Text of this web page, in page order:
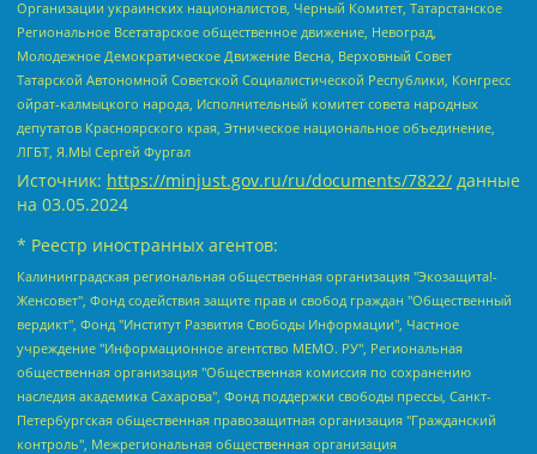
Организации украинских националистов, Черный Комитет, Татарстанское
Региональное Всетатарское общественное движение, Невоград,
Молодежное Демократическое Движение Весна, Верховный Совет
Татарской Автономной Советской Социалистической Республики, Конгресс
ойрат-калмыцкого народа, Исполнительный комитет совета народных
депутатов Красноярского края, Этническое национальное объединение,
ЛГБТ, Я.МЫ Сергей Фургал
Источник: https://minjust.gov.ru/ru/documents/7822/ данные
на 03.05.2024
* Реестр иностранных агентов:
Калининградская региональная общественная организация "Экозащита!-Женсовет", Фонд содействия защите прав и свобод граждан "Общественный вердикт", Фонд "Институт Развития Свободы Информации", Частное учреждение "Информационное агентство МЕМО. РУ", Региональная общественная организация "Общественная комиссия по сохранению наследия академика Сахарова", Фонд поддержки свободы прессы, Санкт-Петербургская общественная правозащитная организация "Гражданский контроль", Межрегиональная общественная организация "Информационно-просветительский центр "Мемориал", Региональный Фонд "Центр Защиты Прав Средств Массовой Информации", с 05.12.2023 Фонд "Центр Защиты Прав Средств массовой информации", Региональная общественная благотворительная организация помощи беженцам и мигрантам "Гражданское содействие", Негосударственное образовательное учреждение дополнительного профессионального образования (повышение квалификации) специалистов "АКАДЕМИЯ ПО ПРАВАМ ЧЕЛОВЕКА", Свердловская региональная общественная организация "Сутяжник", Автономная некоммерческая организация "Центр независимых социологических исследований", Союз общественных объединений "Российский исследовательский центр по правам человека", Региональное общественное учреждение научно-информационный центр "МЕМОРИАЛ", Некоммерческая организация "Фонд защиты гласности", Автономная некоммерческая организация "Институт прав человека", Городская общественная организация "Екатеринбургское общество "МЕМОРИАЛ", Городская общественная организация "Рязанское историко-просветительское и правозащитное общество "Мемориал" (Рязанский Мемориал), Челябинский региональный орган общественной самодеятельности – женское общественное объединение "Женщины Евразии", Челябинский региональный орган общественной самодеятельности "Уральская правозащитная группа", Фонд содействия защите здоровья и социальной справедливости имени Андрея Рылькова, Автономная Некоммерческая Организация "Аналитический Центр Юрия Левады", Автономная некоммерческая организация социальной поддержки населения "Проект Апрель", Региональная общественная организация помощи женщинам и детям, находящимся в кризисной ситуации "Информационно-методический центр "Анна", Фонд содействия развитию массовых коммуникаций и правовому просвещению "Так-так-Так", Фонд содействия устойчивому развитию "Серебряная тайга", Свердловский региональный общественный фонд социальных проектов "Новое время", "Idel.Реалии", Кавказ.Реалии, Крым.Реалии, Телеканал Настоящее Время, Татаро-башкирская служба Радио Свобода (Azatliq Radiosi), Радио Свободная Европа/Радио Свобода (PCE/PC), "Сибирь.Реалии", "Фактограф", Благотворительный фонд помощи осужденным и их семьям, Автономная некоммерческая организация "Институт глобализации и социальных движений", Фонд "В защиту прав заключенных", Частное учреждение "Центр поддержки и содействия развитию средств массовой информации", Пензенский региональный общественный благотворительный фонд "Гражданский союз", "Север.Реалии", Некоммерческая организация Фонд "Правовая инициатива", Общество с ограниченной ответственностью "Радио Свободная Европа/Радио Свобода", Чешское информационное агентство "MEDIUM-ORIENT", Красноярская региональная общественная организация "Мы против СПИДа", Камалягин Денис Николаевич, Маркелов Сергей Евгеньевич, Пономарев Лев Александрович, Савицкая Людмила Алексеевна, Автономная некоммерческая организация "Центр по работе с проблемой насилия "НАСИЛИЮ.НЕТ", Межрегиональный профессиональный союз работников здравоохранения "Альянс врачей", Юридическое лицо, зарегистрированное в Латвийской Республике, SIA "Medusa Project" (регистрационный номер 40103797863, дата регистрации 10.06.2014), Некоммерческая организация "Фонд по борьбе с коррупцией", Автономная некоммерческая организация "Институт права и публичной политики", Баданин Роман Сергеевич, Гликин Максим Александрович, Железнова Мария Михайловна, Лукьянова Юлия Сергеевна, Маетная Елизавета Витальевна, Маняхин Петр Борисович, Чуракова Ольга Владимировна, Ярош Юлия Петровна, Юридическое лицо "The Insider SIA", зарегистрированное в Риге, Латвийская Республика (дата регистрации 26.06.2015), являющееся администратором доменного имени интернет-издания "The Insider SIA", https://theins.ru, Постернак Алексей Евгеньевич, Рубин Михаил Аркадьевич, Анин Роман Александрович, Юридическое лицо Istories fonds, зарегистрированное в Латвийской Республике (регистрационный номер 50008295751, дата регистрации 24.02.2020), Великовский Дмитрий Александрович, Долинина Ирина Николаевна, Мароховская Алеся Алексеевна, Шлейнов Роман Юрьевич, Шмагун Олеся Валентиновна, Общество с ограниченной ответственностью "Альтаир 2021", Общество с ограниченной ответственностью "Вега 2021", Общество с ограниченной ответственностью "Главный редактор 2021", Общество с ограниченной ответственностью "Ромашки монолит", Важенков Артем Валерьевич, Ивановская областная общественная организация "Центр гендерных исследований", Гурман Юрий Альбертович, Медиапроект "ОВД-Инфо", Егоров Владимир Владимирович, Жилинский Владимир Александрович, Общество с ограниченной ответственностью "ЗП", Иванова София Юрьевна, Карезина Инна Павловна, Кильтау Екатерина Викторовна, Петров Алексей Викторович, Пискунов Сергей Евгеньевич, Смирнов Сергей Сергеевич, Тихонов Михаил Сергеевич, Общество с ограниченной ответственностью "ЖУРНАЛИСТ-ИНОСТРАННЫЙ АГЕНТ", Арапова Галина Юрьевна, Вольтская Татьяна Анатольевна, Американская компания "Mason G.E.S. Anonymous Foundation" (США), являющаяся владельцем интернет-издания https://mnews.world/, Компания "Stichting Bellingcat", зарегистрированная в Нидерландах (дата регистрации 11.07.2018), Захаров Андрей Вячеславович, Клепиковская Екатерина Дмитриевна, Общество с ограниченной ответственностью "МЕМО", Перл Роман Александрович, Симонов Евгений Алексеевич, Соловьева Елена Анатольевна, Сотников Даниил Владимирович, Сурначева Елизавета Дмитриевна, Автономная некоммерческая организация по защите прав человека и информированию населения "Якутия – Наше Мнение", Общество с ограниченной ответственностью "Москоу диджитал медиа", с 26.01.2023 Общество с ограниченной ответственностью "Чайка Белые сады", Ветошкина Валерия Валерьевна, Заговора Максим Александрович, Межрегиональное общественное движение "Российская ЛГБТ - сеть", Оленичев Максим Владимирович, Павлов Иван Юрьевич, Скворцова Елена Сергеевна, Общество с ограниченной ответственностью "Как бы инагент", Кочетков Игорь Викторович, Общество с ограниченной ответственностью "Честные выборы", Еланчик Олег Александрович, Общество с ограниченной ответственностью "Нобелевский призыв", Гималова Регина Эмилевна, Григорьев Андрей Валерьевич, Григорьева Алина Александровна, Ассоциация по содействию защите прав призывников, альтернативнослужащих и военнослужащих "Правозащитная группа "Гражданин.Армия.Право", Хисамова Регина Фаритовна, Автономная некоммерческая организация по реализации социально-правовых программ "Лилит", Дальневосточное общественное движение "Маяк", Санкт-Петербургская ЛГБТ-инициативная группа "Выход", Инициативная группа ЛГБТ+ "Реверс", Алексеев Андрей Викторович, Бекбулатова Таисия Львовна, Беляев Иван Михайлович, Владыкина Елена Сергеевна, Гельман Марат Александрович, Никульшина Вероника Юрьевна, Толоконникова Надежда Андреевна, Шендерович Виктор Анатольевич, Общество с ограниченной ответственностью "Данное сообщение", Общество с ограниченной ответственностью Издательский дом "Новая глава", Айнбиндер Александра Александровна, Московский комьюнити-центр для ЛГБТ+инициатив, Благотворительный фонд развития филантропии, Deutsche Welle (Германия, Kurt-Schumacher-Strasse 3, 53113 Bonn), Борзунова Мария Михайловна, Воробьев Виктор Викторович, Голубева Анна Львовна, Константинова Алла Михайловна, Малкова Ирина Владимировна, Мурадов Мурад Абдулгалимович, Осетинская Елизавета Николаевна, Понасенков Евгений Николаевич, Ганапольский Матвей Юрьевич, Киселев Евгений Алексеевич, Борухович Ирина Григорьевна, Дремин Иван Тимофеевич, Дубровский Дмитрий Викторович, Красноярская региональная общественная организация поддержки и развития альтернативных образовательных технологий и межкультурных коммуникаций "ИНТЕРРА", Маяковская Екатерина Алексеевна, Фейгин Марк Захарович, Филимонов Андрей Викторович, Дзугкоева Регина Николаевна, Доброхотов Роман Александрович, Дудь Юрий Александрович, Елкин Сергей Владимирович, Кругликов Кирилл Игоревич, Сабунаева Мария Леонидовна, Семенов Алексей Владимирович, Шаинян Карен Багратович, Шульман Екатерина Михайловна, Асафьев Артур Валерьевич, Вахштайн Виктор Семенович, Венедиктов Алексей Алексеевич, Лушникова Екатерина Евгеньевна, Волков Леонид Михайлович, Невзоров Александр Глебович, Пархоменко Сергей Борисович, Сироткин Ярослав Николаевич, Кара-Мурза Владимир Владимирович, Баранова Наталья Владимировна, Гозман Леонид Яковлевич, Кагарлицкий Борис Юльевич, Климарев Михаил Валерьевич, Милов Владимир Станиславович, Автономная некоммерческая организация Краснодарский центр современного искусства "Типография", Моргенштерн Алишер Тагирович, Соболь Любовь Эдуардовна, Общество с ограниченной ответственностью "ЛИЗА НОРМ", Каспаров Гарри Кимович, Ходорковский Михаил Борисович, Общество с ограниченной ответственностью "Апрельские тезисы", Данилович Ирина Брониславовна, Кашин Олег Владимирович, Петров Николай Владимирович, Пивоваров Алексей Владимирович, Соколов Михаил Владимирович, Цветкова Юлия Владимировна, Чичваркин Евгений Александрович, Комитет против пыток/Команда против пыток, Общество с ограниченной ответственностью "Первый научный", Общество с ограниченной ответственностью "Вертолет и ко", Белоцерковская Вероника Борисовна, Кац Максим Евгеньевич, Лазарева Татьяна Юрьевна, Шаведдинов Руслан Табризович, Яшин Илья Валерьевич, Общество с ограниченной ответственностью "Иноагент ААВ", Алешковский Дмитрий Петрович, Альбац Евгения Марковна, Быков Дмитрий Львович, Галямина Юлия Евгеньевна, Лойко Сергей Леонидович, Мартынов Кирилл Константинович, Медведев Сергей Александрович, Крашенинников Федор Геннадиевич, Гордеева Катерина Вл